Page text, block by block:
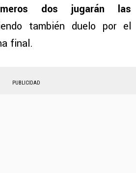
dos jugarán las
también duelo por el
final.
PUBLICIDAD